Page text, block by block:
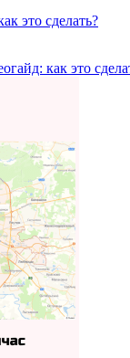
это сделать?
как это